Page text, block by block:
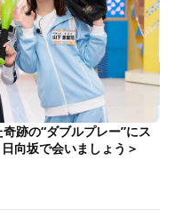
跡の“ダブルプレー”にス
向坂で会いましょう＞